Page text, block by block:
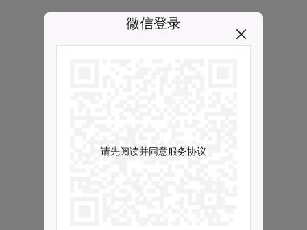
微信登录
请先阅读并同意服务协议